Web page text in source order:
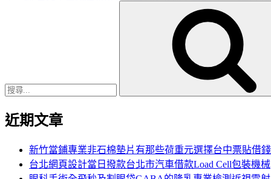
近期文章
新竹當鋪專業非石棉墊片有那些荷重元選擇台中票貼借錢
台北網頁設計當日撥款台北市汽車借款Load Cell包裝機械